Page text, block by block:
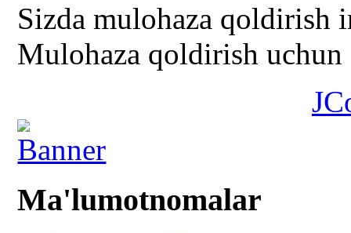
Sizda mulohaza qoldirish
Mulohaza qoldirish
Ma'lumotnomalar